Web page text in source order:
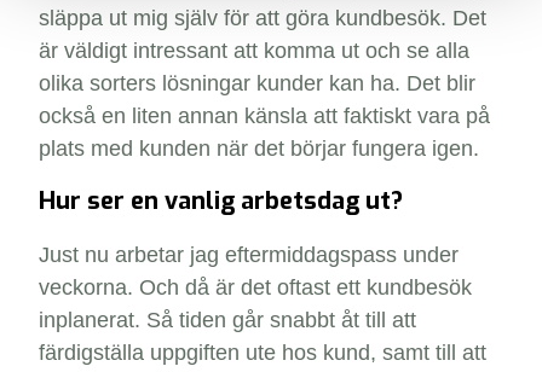
släppa ut mig själv för att göra kundbesök. Det
är väldigt intressant att komma ut och se alla
olika sorters lösningar kunder kan ha. Det blir
också en liten annan känsla att faktiskt vara på
plats med kunden när det börjar fungera igen.
Hur ser en vanlig arbetsdag ut?
Just nu arbetar jag eftermiddagspass under
veckorna. Och då är det oftast ett kundbesök
inplanerat. Så tiden går snabbt åt till att
färdigställa uppgiften ute hos kund, samt till att